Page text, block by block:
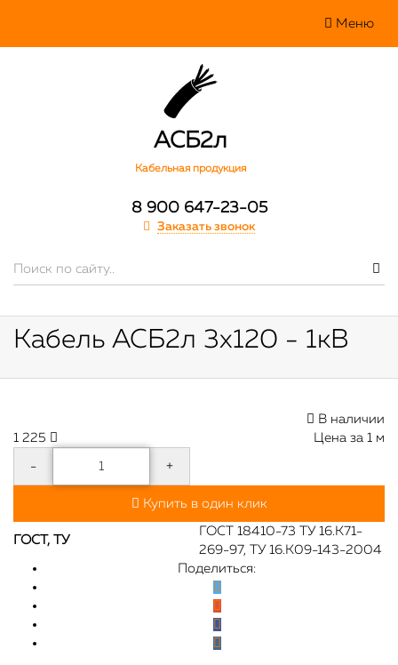
Меню
АСБ2л
Кабельная продукция
8 900 647-23-05
Заказать звонок
Кабель АСБ2л 3х120 - 1кВ
В наличии
1 225
Цена за 1 м
- +
Купить в один клик
ГОСТ, ТУ
ГОСТ 18410-73 ТУ 16.К71-
269-97, ТУ 16.К09-143-2004
Поделиться: